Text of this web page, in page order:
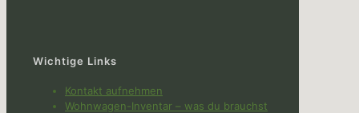
Wichtige Links
Kontakt aufnehmen
Wohnwagen-Inventar – was du brauchst